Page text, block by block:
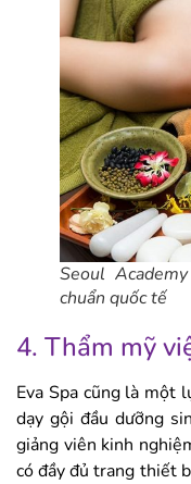
Seoul
chuẩn quốc tế
4. Thẩm mỹ
Eva Spa cũng là một
dạy gội đầu dưỡng
giảng viên kinh
có đầy đủ trang thiết